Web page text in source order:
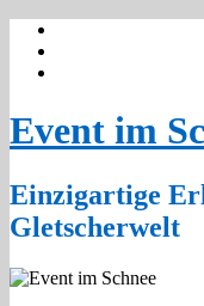
Event im
Einzigartige
Gletscherwelt